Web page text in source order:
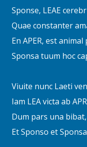
Sponse, LEAE
Quae constanter
En APER, est
Sponsa tuum hoc
Viuite nunc Laeti
Iam LEA victa ab
Dum pars una
Et Sponso et